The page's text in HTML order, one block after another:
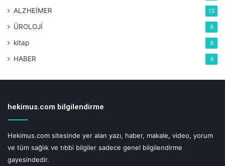
internet kullanımı ve dijital okur yazarlık konusunda bilgi
sahibi olmalarının önemli olduğunu vurgulayarak “Anne ve
babalar özellikle şifre ve kimlik bilgileri gibi kişisel
vermemesi konusunda gerekli bilgileri vermeli” diye
ALZHEİMER 13
ÜROLOJİ 9
kitap 8
HABER 4
hekimus.com bilgilendirme
Hekimus.com sitesinde yer alan yazı, haber, makale, video, yorum
ve tüm sağlık ve tıbbi bilgiler sadece genel bilgilendirme
gayesindedir.